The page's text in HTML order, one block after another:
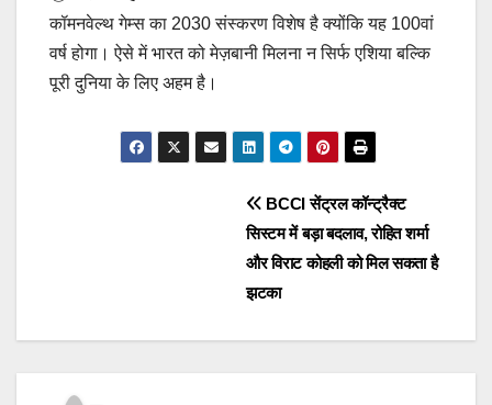
कॉमनवेल्थ गेम्स का 2030 संस्करण विशेष है क्योंकि यह 100वां
वर्ष होगा। ऐसे में भारत को मेज़बानी मिलना न सिर्फ एशिया बल्कि
पूरी दुनिया के लिए अहम है।
BCCI सेंट्रल कॉन्ट्रैक्ट
सिस्टम में बड़ा बदलाव, रोहित शर्मा
और विराट कोहली को मिल सकता है
झटका